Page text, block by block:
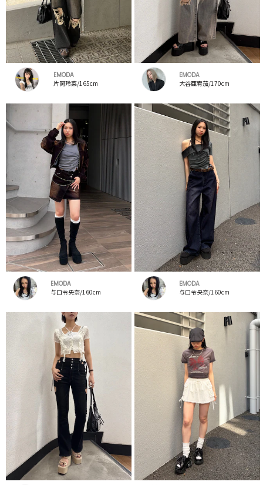
EMODA
片岡玲菜/165cm
EMODA
大谷亜宥茄/170cm
EMODA
与口令央奈/160cm
EMODA
与口令央奈/160cm